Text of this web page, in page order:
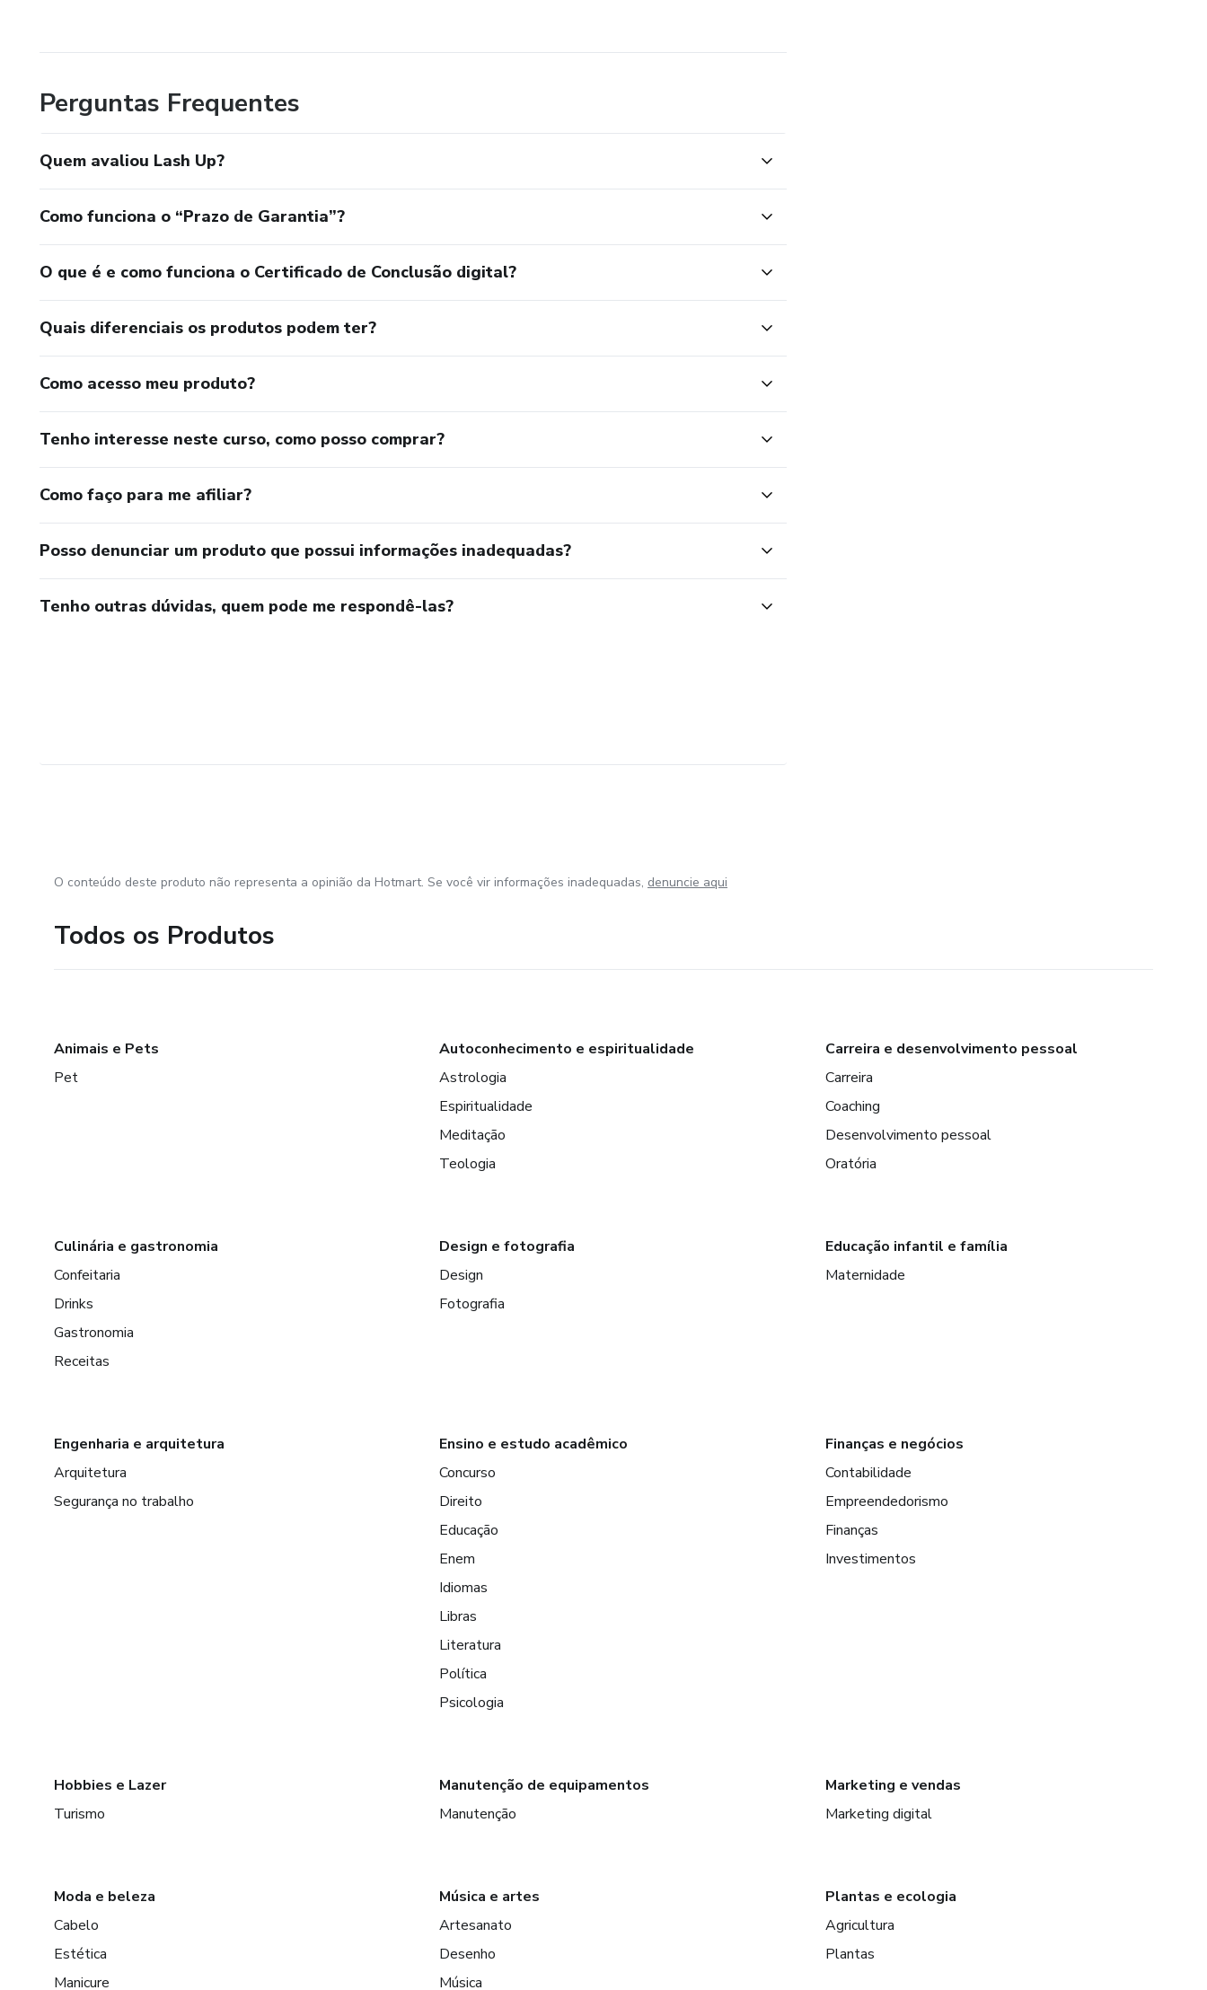
Perguntas Frequentes
Quem avaliou Lash Up?
Como funciona o “Prazo de Garantia”?
O que é e como funciona o Certificado de Conclusão digital?
Quais diferenciais os produtos podem ter?
Como acesso meu produto?
Tenho interesse neste curso, como posso comprar?
Como faço para me afiliar?
Posso denunciar um produto que possui informações inadequadas?
Tenho outras dúvidas, quem pode me respondê-las?
O conteúdo deste produto não representa a opinião da Hotmart. Se você vir informações inadequadas, denuncie aqui
Todos os Produtos
Animais e Pets
Pet
Autoconhecimento e espiritualidade
Astrologia
Espiritualidade
Meditação
Teologia
Carreira e desenvolvimento pessoal
Carreira
Coaching
Desenvolvimento pessoal
Oratória
Culinária e gastronomia
Confeitaria
Drinks
Gastronomia
Receitas
Design e fotografia
Design
Fotografia
Educação infantil e família
Maternidade
Engenharia e arquitetura
Arquitetura
Segurança no trabalho
Ensino e estudo acadêmico
Concurso
Direito
Educação
Enem
Idiomas
Libras
Literatura
Política
Psicologia
Finanças e negócios
Contabilidade
Empreendedorismo
Finanças
Investimentos
Hobbies e Lazer
Turismo
Manutenção de equipamentos
Manutenção
Marketing e vendas
Marketing digital
Moda e beleza
Cabelo
Estética
Manicure
Música e artes
Artesanato
Desenho
Música
Plantas e ecologia
Agricultura
Plantas